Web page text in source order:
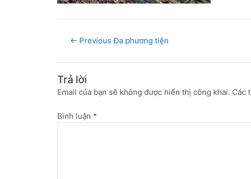
← Previous Đa phương tiện
Trả lời
Email của bạn sẽ không được hiển thị công khai. Các
Bình luận *